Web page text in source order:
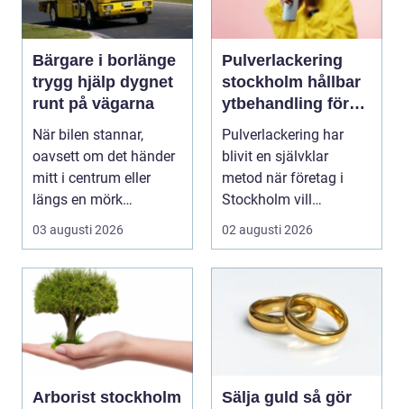
Bärgare i borlänge
trygg hjälp dygnet
runt på vägarna
När bilen stannar,
oavsett om det händer
mitt i centrum eller
längs en mörk
landsväg, handlar allt
03 augusti 2026
Pulverlackering
stockholm hållbar
ytbehandling för
industri och design
Pulverlackering har
blivit en självklar
metod när företag i
Stockholm vill
kombinera slitstyrka,
02 augusti 2026
Arborist stockholm
Sälja guld så gör